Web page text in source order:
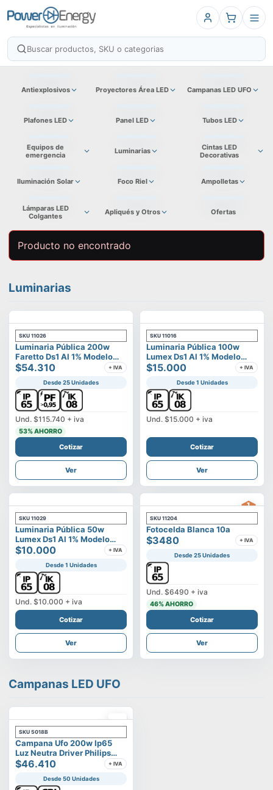
Antiexplosivos Proyectores Área LED Campanas LED UFO
Plafones LED Panel LED Tubos LED
Equipos de
emergencia
Luminarias
Cintas LED
Decorativas
Iluminación Solar Foco Riel Ampolletas
Lámparas LED
Colgantes
Apliqués y Otros Ofertas
Producto no encontrado
Luminarias
SKU 11026
Luminaria Pública 200w
Faretto Ds1 Al 1% Modelo
Calisto
$54.310 + IVA
Desde 25 Unidades
Und. $115.740 + iva
53% AHORRO
Cotizar
Ver
SKU 11016
Luminaria Pública 100w
Lumex Ds1 Al 1% Modelo
Vega
$15.000 + IVA
Desde 1 Unidades
Und. $15.000 + iva
Cotizar
Ver
SKU 11029
Luminaria Pública 50w
Lumex Ds1 Al 1% Modelo
Vega
$10.000 + IVA
Desde 1 Unidades
Und. $10.000 + iva
Cotizar
Ver
SKU 11204
Fotocelda Blanca 10a
$3480 + IVA
Desde 25 Unidades
Und. $6490 + iva
46% AHORRO
Cotizar
Ver
Campanas LED UFO
SKU 5018B
Campana Ufo 200w Ip65
Luz Neutra Driver Philips
Modelo Eltanin
$46.410 + IVA
Desde 50 Unidades